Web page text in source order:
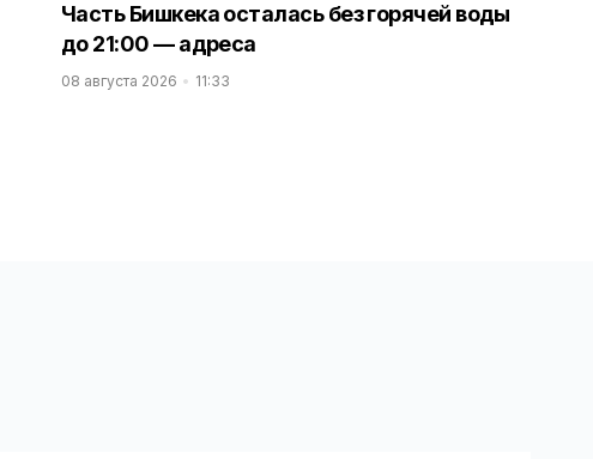
Часть Бишкека осталась без горячей воды
до 21:00 — адреса
08 августа 2026 11:33